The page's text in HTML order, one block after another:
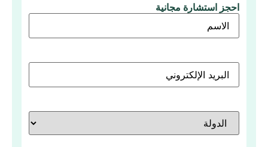
احجز استشارة مجانية